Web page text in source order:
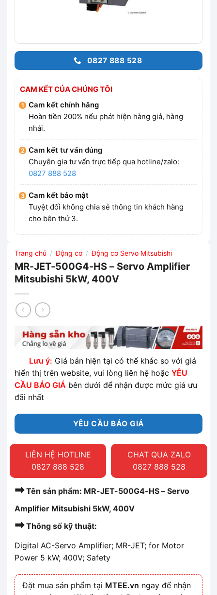
0827 888 528
CAM KẾT CỦA CHÚNG TÔI
Cam kết chính hãng
Hoàn tiền 200% nếu phát hiện hàng giả, hàng
nhái.
Cam kết tư vấn đúng
Chuyên gia tư vấn trực tiếp qua hotline/zalo:
0827 888 528
Cam kết bảo mật
Tuyệt đối không chia sẻ thông tin khách hàng
cho bên thứ 3.
Trang chủ / Động cơ / Động cơ Servo Mitsubishi
MR-JET-500G4-HS – Servo Amplifier
Mitsubishi 5kW, 400V
Lưu ý: Giá bán hiện tại có thể khác so với giá
hiển thị trên website, vui lòng liên hệ hoặc YÊU
CẦU BÁO GIÁ bên dưới để nhận được mức giá ưu
đãi nhất
YÊU CẦU BÁO GIÁ
LIÊN HỆ HOTLINE
0827 888 528
CHAT QUA ZALO
0827 888 528
➡Tên sản phẩm: MR-JET-500G4-HS – Servo
Amplifier Mitsubishi 5kW, 400V
➡Thông số kỹ thuật:
Digital AC-Servo Amplifier; MR-JET; for Motor
Power 5 kW; 400V; Safety
Đặt mua sản phẩm tại MTEE.vn ngay để nhận